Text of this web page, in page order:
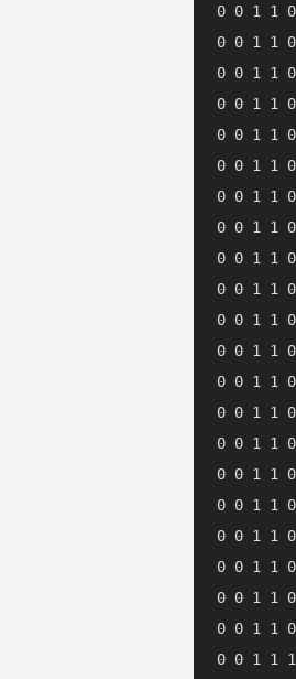
0 0 1 1
0 0 1 1
0 0 1 1
0 0 1 1
0 0 1 1
0 0 1 1
0 0 1 1
0 0 1 1
0 0 1 1
0 0 1 1
0 0 1 1
0 0 1 1
0 0 1 1
0 0 1 1
0 0 1 1
0 0 1 1
0 0 1 1
0 0 1 1
0 0 1 1
0 0 1 1
0 0 1 1
0 0 1 1